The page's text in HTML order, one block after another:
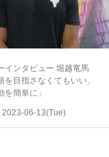
インタビュー 堀越竜馬
を目指さなくてもいい、
を簡単に」
2023-06-13(Tue)